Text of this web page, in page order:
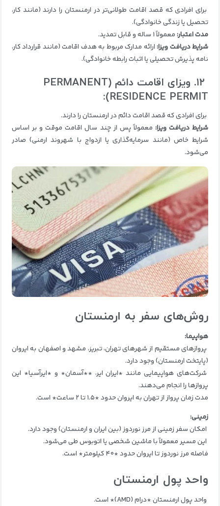
برای افرادی که قصد اقامت طولانی‌تر در ارمنستان را دارند (مانند کار،
تحصیل یا زندگی خانوادگی).
مدت اعتبار:معمولاً ۱ ساله و قابل تمدید.
شرایط دریافت ویزا:ارائه مدارک مربوط به هدف اقامت (مانند قرارداد کار،
نامه پذیرش تحصیلی یا اثبات رابطه خانوادگی).
۱۲. ویزای اقامت دائم (PERMANENT
RESIDENCE PERMIT):
برای افرادی که قصد اقامت دائم در ارمنستان را دارند.
شرایط دریافت ویزا: معمولاً پس از چند سال اقامت موقت و بر اساس
شرایط خاص (مانند سرمایه‌گذاری یا ازدواج با شهروند ارمنی) صادر
می‌شود.
روش‌های سفر به ارمنستان
هواپیما:
پروازهای مستقیم از شهرهای تهران، تبریز، مشهد و اصفهان به ایروان
(پایتخت ارمنستان) وجود دارد.
شرکت‌های هواپیمایی مانند *ایران ایر، **آسمان* و *ایرآسیا* این
پروازها را انجام می‌دهند.
مدت زمان پرواز از تهران به ایروان حدود *۱.۵ تا ۲ ساعت* است.
زمینی:
امکان سفر زمینی از مرز نوردوز (بین ایران و ارمنستان) وجود دارد.
این مسیر معمولاً با ماشین شخصی یا اتوبوس طی می‌شود.
فاصله مرز نوردوز تا ایروان حدود *۴۰ کیلومتر* است.
واحد پول ارمنستان
واحد پول ارمنستان *درام (AMD)* است.